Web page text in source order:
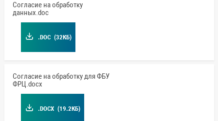
Согласие на обработку
данных.doc
.DOC (32КБ)
Согласие на обработку для ФБУ
ФРЦ.docx
.DOCX (19.2КБ)